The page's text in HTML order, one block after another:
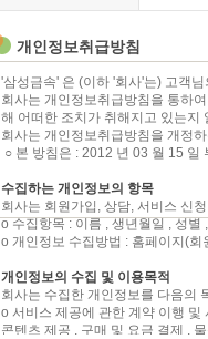
개인정보취급방침
'삼성금속' 은 (이하 '회사'는) 고객
회사는 개인정보취급방침을 통하
해 어떠한 조치가 취해지고 있는지
회사는 개인정보취급방침을 개정
○ 본 방침은 : 2012 년 03 월 15 일
수집하는 개인정보의 항목
회사는 회원가입, 상담, 서비스 신
ο 수집항목 : 이름 , 생년월일 , 성별
ο 개인정보 수집방법 : 홈페이지(회
개인정보의 수집 및 이용목적
회사는 수집한 개인정보를 다음의
ο 서비스 제공에 관한 계약 이행 및
콘텐츠 제공 , 구매 및 요금 결제 ,